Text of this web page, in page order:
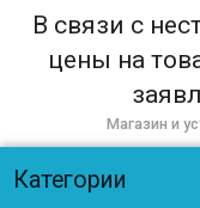
В связи с
цены на
Магазин и
Категории